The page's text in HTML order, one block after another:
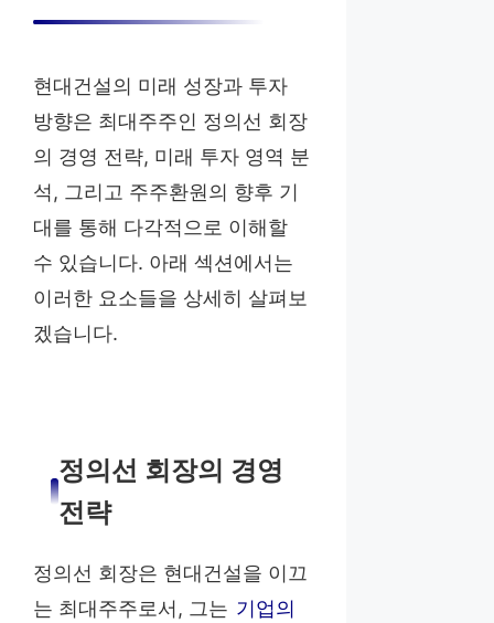
현대건설의 미래 성장과 투자
방향은 최대주주인 정의선 회장
의 경영 전략, 미래 투자 영역 분
석, 그리고 주주환원의 향후 기
대를 통해 다각적으로 이해할
수 있습니다. 아래 섹션에서는
이러한 요소들을 상세히 살펴보
겠습니다.
정의선 회장의 경영
전략
정의선 회장은 현대건설을 이끄
는 최대주주로서, 그는 기업의